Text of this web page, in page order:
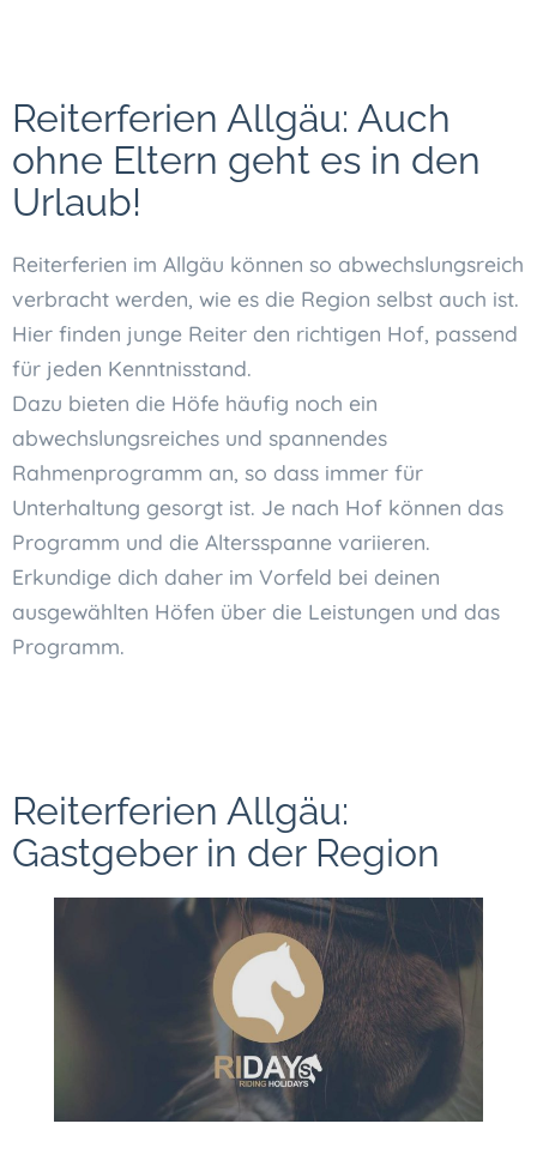
Reiterferien Allgäu: Auch
ohne Eltern geht es in den
Urlaub!
Reiterferien im Allgäu können so abwechslungsreich
verbracht werden, wie es die Region selbst auch ist.
Hier finden junge Reiter den richtigen Hof, passend
für jeden Kenntnisstand.
Dazu bieten die Höfe häufig noch ein
abwechslungsreiches und spannendes
Rahmenprogramm an, so dass immer für
Unterhaltung gesorgt ist. Je nach Hof können das
Programm und die Altersspanne variieren.
Erkundige dich daher im Vorfeld bei deinen
ausgewählten Höfen über die Leistungen und das
Programm.
Reiterferien Allgäu:
Gastgeber in der Region